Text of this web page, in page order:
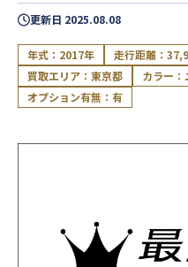
更新日 2025.08.08
年式：2017年 走行距離：
買取エリア：東京都
カラー
オプション有無：有